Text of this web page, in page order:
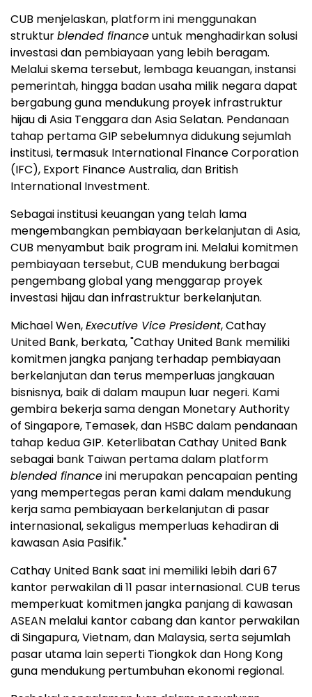
CUB menjelaskan, platform ini menggunakan
strukturblended financeuntuk menghadirkan solusi
investasi dan pembiayaan yang lebih beragam.
Melalui skema tersebut, lembaga keuangan, instansi
pemerintah, hingga badan usaha milik negara dapat
bergabung guna mendukung proyek infrastruktur
hijau di Asia Tenggara dan Asia Selatan. Pendanaan
tahap pertama GIP sebelumnya didukung sejumlah
institusi, termasuk International Finance Corporation
(IFC), Export Finance Australia, dan British
International Investment.
Sebagai institusi keuangan yang telah lama
mengembangkan pembiayaan berkelanjutan di Asia,
CUB menyambut baik program ini. Melalui komitmen
pembiayaan tersebut, CUB mendukung berbagai
pengembang global yang menggarap proyek
investasi hijau dan infrastruktur berkelanjutan.
Michael Wen,Executive Vice President, Cathay
United Bank, berkata, "Cathay United Bank memiliki
komitmen jangka panjang terhadap pembiayaan
berkelanjutan dan terus memperluas jangkauan
bisnisnya, baik di dalam maupun luar negeri. Kami
gembira bekerja sama dengan Monetary Authority
of Singapore, Temasek, dan HSBC dalam pendanaan
tahap kedua GIP. Keterlibatan Cathay United Bank
sebagai bank Taiwan pertama dalam platform
blended financeini merupakan pencapaian penting
yang mempertegas peran kami dalam mendukung
kerja sama pembiayaan berkelanjutan di pasar
internasional, sekaligus memperluas kehadiran di
kawasan Asia Pasifik."
Cathay United Bank saat ini memiliki lebih dari 67
kantor perwakilan di 11 pasar internasional. CUB terus
memperkuat komitmen jangka panjang di kawasan
ASEAN melalui kantor cabang dan kantor perwakilan
di Singapura, Vietnam, dan Malaysia, serta sejumlah
pasar utama lain seperti Tiongkok dan Hong Kong
guna mendukung pertumbuhan ekonomi regional.